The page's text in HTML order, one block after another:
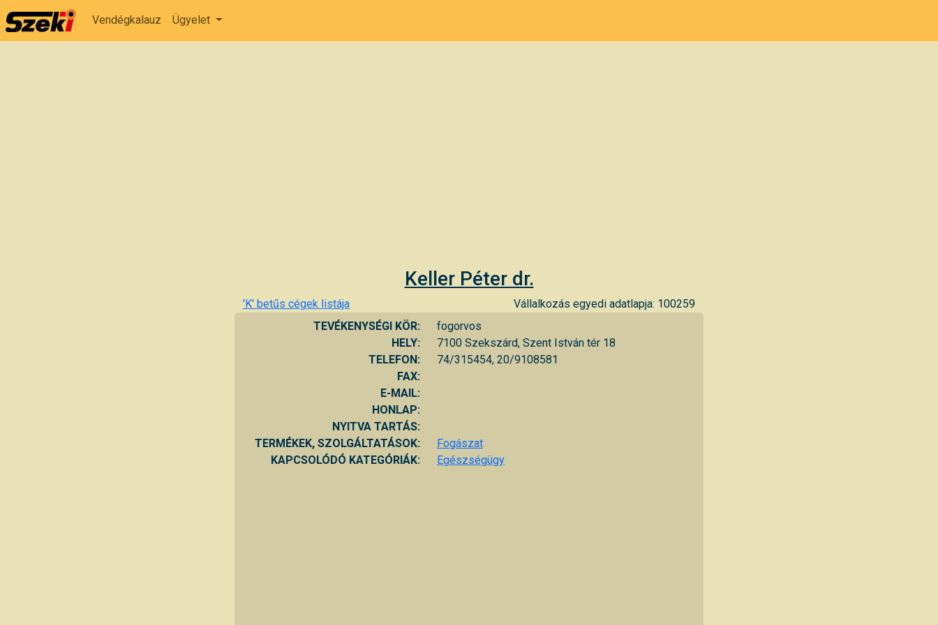
Vendégkalauz Ügyelet
Keller Péter dr.
'K' betűs cégek listája
Vállalkozás egyedi adatlapja: 100259
TEVÉKENYSÉGI KÖR:
fogorvos
HELY:
7100 Szekszárd, Szent István tér 18
TELEFON:
74/315454, 20/9108581
FAX:
E-MAIL:
HONLAP:
NYITVA TARTÁS:
TERMÉKEK, SZOLGÁLTATÁSOK:
Fogászat
KAPCSOLÓDÓ KATEGÓRIÁK:
Egészségügy